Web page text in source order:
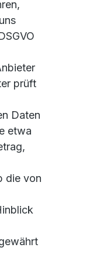
prüft
Daten
etwa
die von